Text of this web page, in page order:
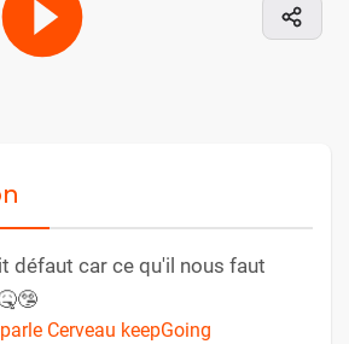
défaut car ce qu'il nous faut
Cerveau keepGoing